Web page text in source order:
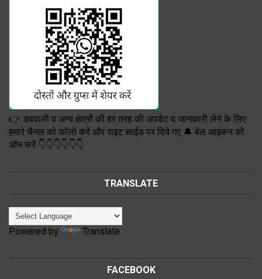
👉 डबवाली व अन्य क्षेत्रों की हर तरह की अपडेट व जानकारी लेने के लिए
हमारे चैनल को फॉलो करें और राइट साईड पर दिये गए 🔔 बेल आइकन को
ऑन करें 👇👇👇👇👇👇
TRANSLATE
Powered by Translate
FACEBOOK